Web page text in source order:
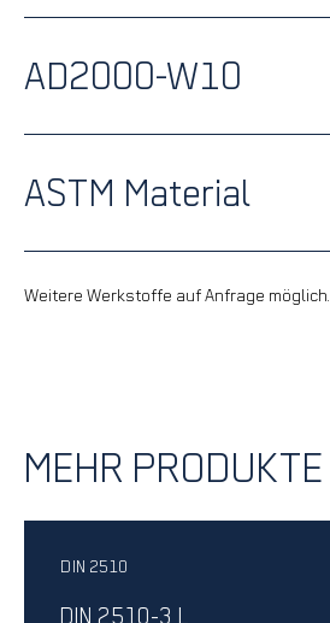
AD2000-W10
ASTM Material
Weitere Werkstoffe auf Anfrage möglich.
MEHR PRODUKTE
DIN 2510
DIN 2510-3 L